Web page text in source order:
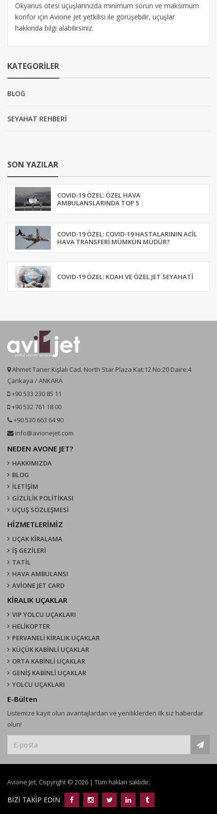
Okyanus ötesi uçuşlarınızda minimum sorun ve maksimum
konfor için Avione Jet yetkilisi ile görüşebilir, uçuşlar
hakkında bilgi alabilirsiniz.
KATEGORILER
BLOG
SEYAHAT REHBERİ
SON YAZILAR
COVID-19 ÖZEL: ÖZEL HAVA
AMBULANSLARINDA TOP 5
COVID-19 ÖZEL: COVID-19 HASTALARININ ACIL
HAVA TRANSFERI MÜMKÜN MÜDÜR?
COVID-19 ÖZEL: KOAH VE ÖZEL JET SEYAHATI
Ahmet Taner Kışlalı Cad. North Star Plaza Kat:12 No:20 Daire:4
Çankaya / ANKARA
+90 533 230 85 11
+90 532 761 18 00
+90 530 663 64 90
info@avionejet.com
NEDEN AVONE JET?
HAKKIMIZDA
BLOG
İLETİŞİM
GİZLİLİK POLİTİKASI
UÇUŞ SÖZLEŞMESI
HİZMETLERİMİZ
UÇAK KIRALAMA
İŞ GEZİLERİ
TATİL
HAVA AMBULANSI
AVİONE JET CARD
KIRALIK UÇAKLAR
VIP YOLCU UÇAKLARI
HELİKOPTER
PERVANELİ KİRALIK UÇAKLAR
KÜÇÜK KABİNLİ UÇAKLAR
ORTA KABİNLİ UÇAKLAR
GENİŞ KABİNLİ UÇAKLAR
YOLCU UÇAKLARI
E-Bülten
Listemize kayıt olun avantajlardan ve yeniliklerden ilk siz haberdar
olun!
Avione Jet, Copyright © 2026 | Tüm hakları saklıdır.
BİZİ TAKİP EDİN